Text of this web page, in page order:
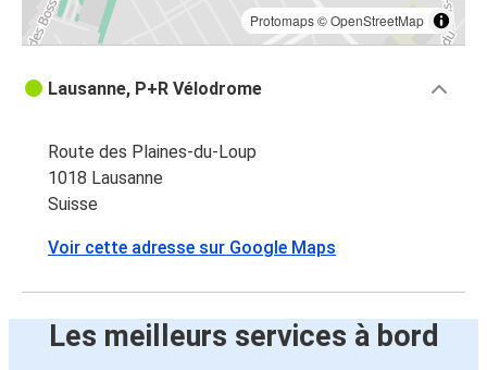
Protomaps©OpenStreetMap
Lausanne, P+R Vélodrome
Route des Plaines-du-Loup
1018 Lausanne
Suisse
Voir cette adresse sur Google Maps
Les meilleurs services à bord